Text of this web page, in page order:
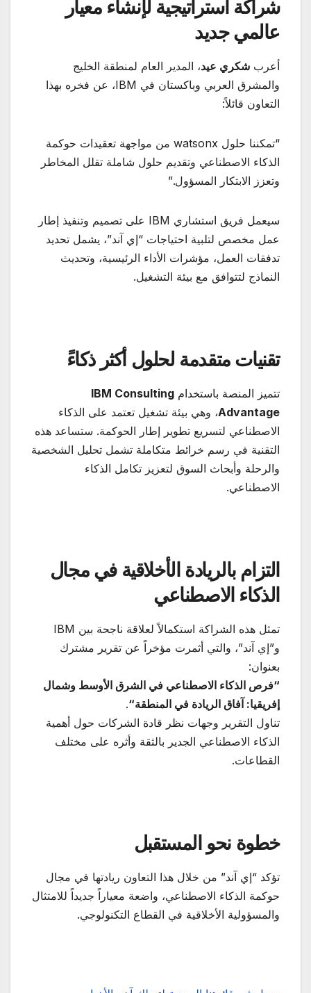
شراكة استراتيجية لإنشاء معيار
عالمي جديد
أعرب شكري عيد، المدير العام لمنطقة الخليج
والمشرق العربي وباكستان في IBM، عن فخره بهذا
التعاون قائلاً:
“تمكننا حلول watsonx من مواجهة تعقيدات حوكمة
الذكاء الاصطناعي وتقديم حلول شاملة تقلل المخاطر
وتعزز الابتكار المسؤول.”
سيعمل فريق استشاري IBM على تصميم وتنفيذ إطار
عمل مخصص لتلبية احتياجات “إي آند”، يشمل تحديد
تدفقات العمل، مؤشرات الأداء الرئيسية، وتحديث
النماذج لتتوافق مع بيئة التشغيل.
تقنيات متقدمة لحلول أكثر ذكاءً
تتميز المنصة باستخدام IBM Consulting
Advantage، وهي بيئة تشغيل تعتمد على الذكاء
الاصطناعي لتسريع تطوير إطار الحوكمة. ستساعد هذه
التقنية في رسم خرائط متكاملة تشمل تحليل الشخصية
والرحلة وأبحاث السوق لتعزيز تكامل الذكاء
الاصطناعي.
التزام بالريادة الأخلاقية في مجال
الذكاء الاصطناعي
تمثل هذه الشراكة استكمالاً لعلاقة ناجحة بين IBM
و”إي آند”، والتي أثمرت مؤخراً عن تقرير مشترك
بعنوان:
“فرص الذكاء الاصطناعي في الشرق الأوسط وشمال
إفريقيا: آفاق الريادة في المنطقة“
.
تناول التقرير وجهات نظر قادة الشركات حول أهمية
الذكاء الاصطناعي الجدير بالثقة وأثره على مختلف
القطاعات.
خطوة نحو المستقبل
تؤكد “إي آند” من خلال هذا التعاون ريادتها في مجال
حوكمة الذكاء الاصطناعي، واضعة معياراً جديداً للامتثال
والمسؤولية الأخلاقية في القطاع التكنولوجي.